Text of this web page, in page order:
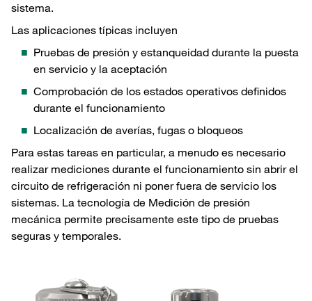
sistema.
Las aplicaciones típicas incluyen
Pruebas de presión y estanqueidad durante la puesta
en servicio y la aceptación
Comprobación de los estados operativos definidos
durante el funcionamiento
Localización de averías, fugas o bloqueos
Para estas tareas en particular, a menudo es necesario
realizar mediciones durante el funcionamiento sin abrir el
circuito de refrigeración ni poner fuera de servicio los
sistemas. La tecnología de Medición de presión
mecánica permite precisamente este tipo de pruebas
seguras y temporales.